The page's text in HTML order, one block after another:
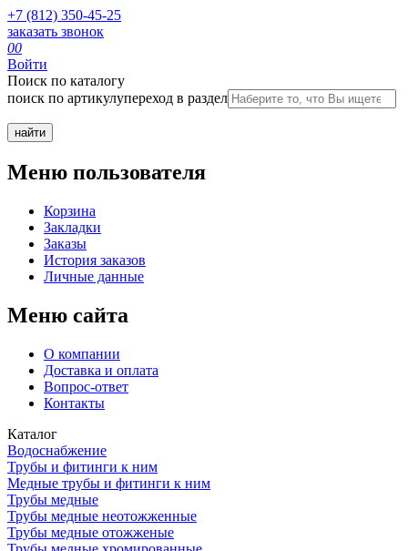
+7 (812) 350-45-25
заказать звонок
00
Войти
Поиск по каталогу
поиск по артикулупереход в раздел
Меню пользователя
Корзина
Закладки
Заказы
История заказов
Личные данные
Меню сайта
О компании
Доставка и оплата
Вопрос-ответ
Контакты
Каталог
Водоснабжение
Трубы и фитинги к ним
Медные трубы и фитинги к ним
Трубы медные
Трубы медные неотожженные
Трубы медные отожженые